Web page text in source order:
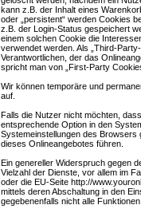
kann z.B. der Inhalt eines
oder „persistent“ werden Cookies
z.B. der Login-Status gespeichert
einem solchen Cookie die
verwendet werden. Als „Third-
Verantwortlichen, der das
spricht man von „First-Party
Wir können temporäre und
auf.
Falls die Nutzer nicht möchten,
entsprechende Option in den
Systemeinstellungen des
dieses Onlineangebotes führen.
Ein genereller Widerspruch gegen
Vielzahl der Dienste, vor allem im
oder die EU-Seite http://
mittels deren Abschaltung in den
gegebenenfalls nicht alle